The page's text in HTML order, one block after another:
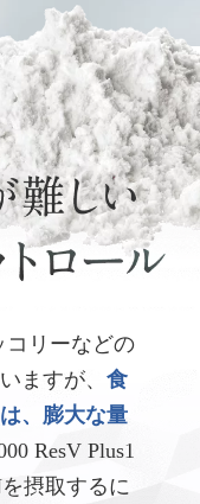
リーなどの
ますが、 食
、膨大な量
ResV Plus1
摂取するに